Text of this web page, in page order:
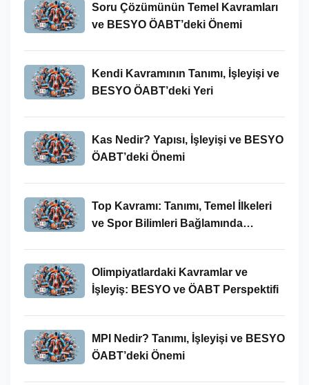
Soru Çözümünün Temel Kavramları
ve BESYO ÖABT’deki Önemi
Kendi Kavramının Tanımı, İşleyişi ve
BESYO ÖABT’deki Yeri
Kas Nedir? Yapısı, İşleyişi ve BESYO
ÖABT’deki Önemi
Top Kavramı: Tanımı, Temel İlkeleri
ve Spor Bilimleri Bağlamında
Olimpiyatlardaki Kavramlar ve
İşleyiş: BESYO ve ÖABT Perspektifi
MPI Nedir? Tanımı, İşleyişi ve BESYO
ÖABT’deki Önemi